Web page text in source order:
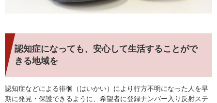
認知症になっても、安心して生活することがで
きる地域を
認知症などによる徘徊（はいかい）により行方不明になった人を早
期に発見・保護できるように、希望者に登録ナンバー入り反射ステ